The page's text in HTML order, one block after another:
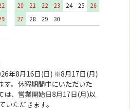
20
21 22 23 24 25
26
27
28 29 30
年8月16日(日) ※8月17日(月)
す。休暇期間中にいただいた
は、営業開始日8月17日(月)以
いただきます。